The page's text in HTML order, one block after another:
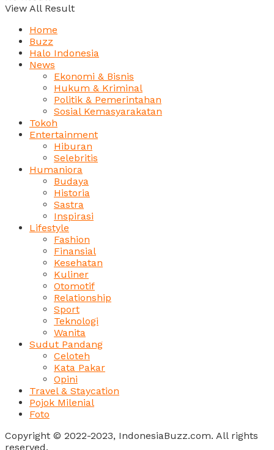
View All Result
Home
Buzz
Halo Indonesia
News
Ekonomi & Bisnis
Hukum & Kriminal
Politik & Pemerintahan
Sosial Kemasyarakatan
Tokoh
Entertainment
Hiburan
Selebritis
Humaniora
Budaya
Historia
Sastra
Inspirasi
Lifestyle
Fashion
Finansial
Kesehatan
Kuliner
Otomotif
Relationship
Sport
Teknologi
Wanita
Sudut Pandang
Celoteh
Kata Pakar
Opini
Travel & Staycation
Pojok Milenial
Foto
Copyright © 2022-2023, IndonesiaBuzz.com. All rights
reserved.